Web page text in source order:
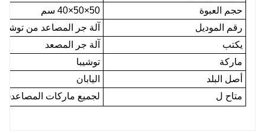
حجم العبوة
50×50×40 سم
رقم الموديل
آلة جر المصاعد من توشيبا
يكتب
آلة جر المصعد
ماركة
توشيبا
أصل البلد
اليابان
متاح ل
لجميع ماركات المصاعد(